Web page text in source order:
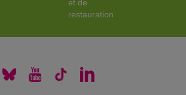
et de
restauration